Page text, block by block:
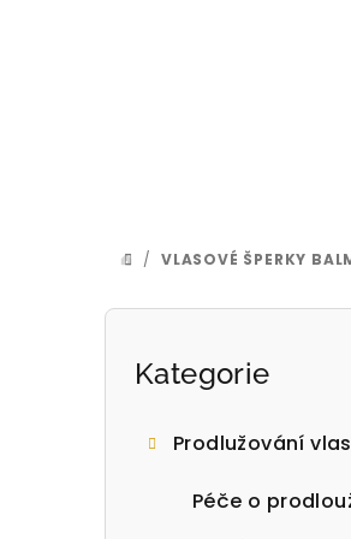
DOMŮ
/ VLASOVÉ ŠPERKY
P
Přeskočit
kategorie
Kategorie
Prodlužování
Péče o